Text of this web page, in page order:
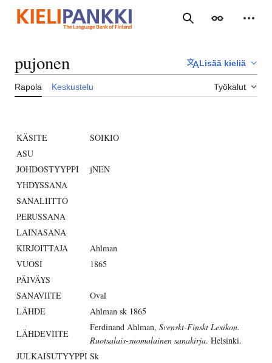
sisältöön
Haku Ulkoasu
pujonen Lisää kieliä
Rapola Keskustelu Työkalut
KÄSITE
SOIKIO
ASU
JOHDOSTYYPPI
jNEN
YHDYSSANA
SANALIITTO
PERUSSANA
LAINASANA
KIRJOITTAJA
Ahlman
VUOSI
1865
PÄIVÄYS
SANAVIITE
Oval
LÄHDE
Ahlman sk 1865
LÄHDEVIITE
Ferdinand Ahlman, Svenskt-Finskt Lexikon.
Ruotsalais-suomalainen sanakirja. Helsinki.
JULKAISUTYYPPI Sk